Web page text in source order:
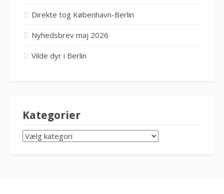
Direkte tog København-Berlin
Nyhedsbrev maj 2026
Vilde dyr i Berlin
Kategorier
KATEGORIER